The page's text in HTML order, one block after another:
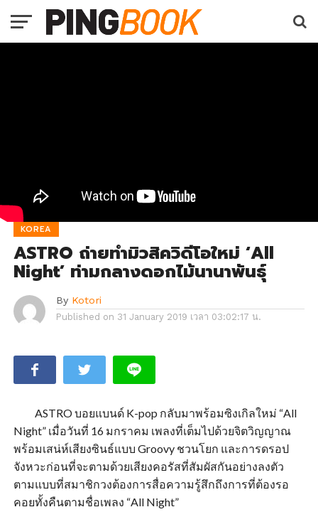
KOREA
ASTRO ถ่ายทำมิวสิควิดีโอใหม่ ‘All
Night’ ท่ามกลางดอกไม้นานาพันธุ์
By Kotori
Published on 31 January 2019 เวลา 03:02:17 น.
ASTRO บอยแบนด์ K-pop กลับมาพร้อมซิงเกิลใหม่ “All
Night” เมื่อวันที่ 16 มกราคม เพลงที่เต็มไปด้วยจิตวิญญาณ
พร้อมเสน่ห์เสียงซินธ์แบบ Groovy ชวนโยก และการดรอป
จังหวะก่อนที่จะตามด้วยเสียงคอรัสที่สัมผัสกันอย่างลงตัว
ตามแบบที่สมาชิกวงต้องการสื่อความรู้สึกถึงการที่ต้องรอ
คอยทั้งคืนตามชื่อเพลง “All Night”